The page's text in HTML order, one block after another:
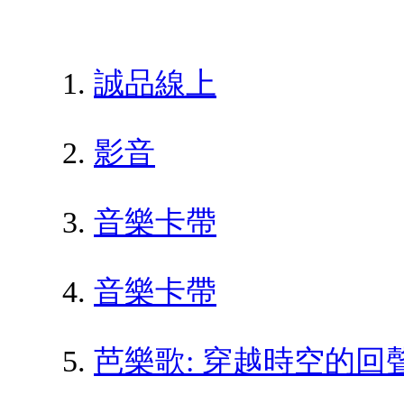
誠品線上
影音
音樂卡帶
音樂卡帶
芭樂歌: 穿越時空的回